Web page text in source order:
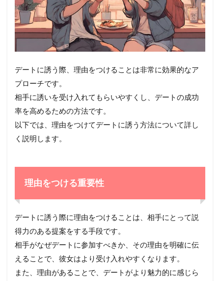
デートに誘う際、理由をつけることは非常に効果的なア
プローチです。
相手に誘いを受け入れてもらいやすくし、デートの成功
率を高めるための方法です。
以下では、理由をつけてデートに誘う方法について詳し
く説明します。
理由をつける重要性
デートに誘う際に理由をつけることは、相手にとって説
得力のある提案をする手段です。
相手がなぜデートに参加すべきか、その理由を明確に伝
えることで、彼女はより受け入れやすくなります。
また、理由があることで、デートがより魅力的に感じら